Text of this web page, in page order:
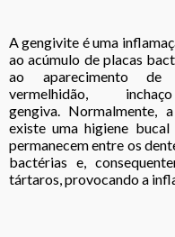
A gengivite é uma
ao acúmulo de placas
ao aparecimento de
vermelhidão,
gengiva. Normalmente,
existe uma higiene
permanecem entre os
bactérias e,
tártaros, provocando a